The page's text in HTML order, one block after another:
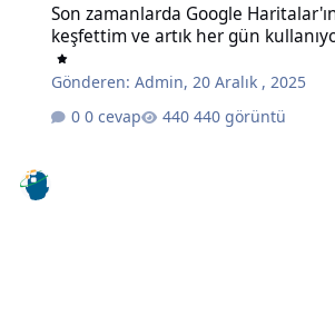
Son zamanlarda Google
keşfettim ve artık her gün
Gönderen:Admin,20 Aralık , 2025
0 cevap
440 görüntü